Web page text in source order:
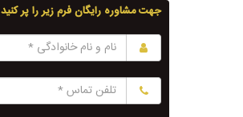
جهت مشاوره رایگان فرم زیر را پر